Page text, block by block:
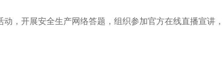
开展安全生产网络答题，组织参加官方在线直播宣讲